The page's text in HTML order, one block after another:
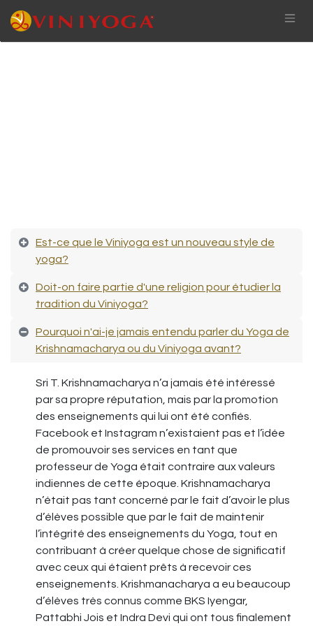
Est-ce que le Viniyoga est un nouveau style de
yoga?
Doit-on faire partie d'une religion pour étudier la
tradition du Viniyoga?
Pourquoi n'ai-je jamais entendu parler du Yoga de
Krishnamacharya ou du Viniyoga avant?
Sri T. Krishnamacharya n’a jamais été intéressé
par sa propre réputation, mais par la promotion
des enseignements qui lui ont été confiés.
Facebook et Instagram n’existaient pas et l’idée
de promouvoir ses services en tant que
professeur de Yoga était contraire aux valeurs
indiennes de cette époque. Krishnamacharya
n’était pas tant concerné par le fait d’avoir le plus
d’élèves possible que par le fait de maintenir
l’intégrité des enseignements du Yoga, tout en
contribuant à créer quelque chose de significatif
avec ceux qui étaient prêts à recevoir ces
enseignements. Krishmanacharya a eu beaucoup
d’élèves très connus comme BKS Iyengar,
Pattabhi Jois et Indra Devi qui ont tous finalement